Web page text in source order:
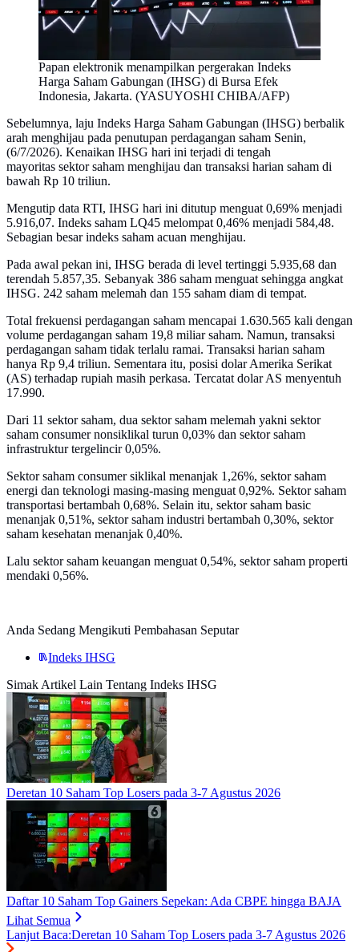
Papan elektronik menampilkan pergerakan Indeks
Harga Saham Gabungan (IHSG) di Bursa Efek
Indonesia, Jakarta. (YASUYOSHI CHIBA/AFP)
Sebelumnya, laju Indeks Harga Saham Gabungan (IHSG) berbalik
arah menghijau pada penutupan perdagangan saham Senin,
(6/7/2026). Kenaikan IHSG hari ini terjadi di tengah
mayoritas sektor saham menghijau dan transaksi harian saham di
bawah Rp 10 triliun.
Mengutip data RTI, IHSG hari ini ditutup menguat 0,69% menjadi
5.916,07. Indeks saham LQ45 melompat 0,46% menjadi 584,48.
Sebagian besar indeks saham acuan menghijau.
Pada awal pekan ini, IHSG berada di level tertinggi 5.935,68 dan
terendah 5.857,35. Sebanyak 386 saham menguat sehingga angkat
IHSG. 242 saham melemah dan 155 saham diam di tempat.
Total frekuensi perdagangan saham mencapai 1.630.565 kali dengan
volume perdagangan saham 19,8 miliar saham. Namun, transaksi
perdagangan saham tidak terlalu ramai. Transaksi harian saham
hanya Rp 9,4 triliun. Sementara itu, posisi dolar Amerika Serikat
(AS) terhadap rupiah masih perkasa. Tercatat dolar AS menyentuh
17.990.
Dari 11 sektor saham, dua sektor saham melemah yakni sektor
saham consumer nonsiklikal turun 0,03% dan sektor saham
infrastruktur tergelincir 0,05%.
Sektor saham consumer siklikal menanjak 1,26%, sektor saham
energi dan teknologi masing-masing menguat 0,92%. Sektor saham
transportasi bertambah 0,68%. Selain itu, sektor saham basic
menanjak 0,51%, sektor saham industri bertambah 0,30%, sektor
saham kesehatan menanjak 0,40%.
Lalu sektor saham keuangan menguat 0,54%, sektor saham properti
mendaki 0,56%.
Anda Sedang Mengikuti Pembahasan Seputar
Indeks IHSG
Simak Artikel Lain Tentang Indeks IHSG
Deretan 10 Saham Top Losers pada 3-7 Agustus 2026
Daftar 10 Saham Top Gainers Sepekan: Ada CBPE hingga BAJA
Lihat Semua
Lanjut Baca:Deretan 10 Saham Top Losers pada 3-7 Agustus 2026